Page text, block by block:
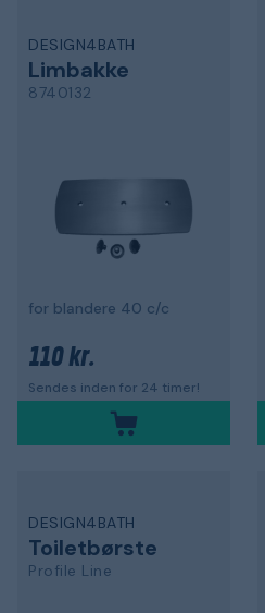
DESIGN4BATH
Limbakke
8740132
for blandere 40 c/c
110 kr.
Sendes inden for 24 timer!
DESIGN4BATH
Toiletbørste
Profile Line